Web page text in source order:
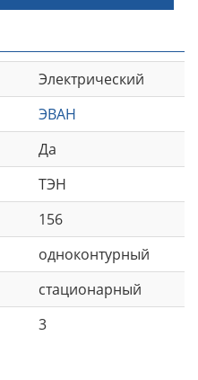
Электрический
ЭВАН
Да
ТЭН
156
одноконтурный
стационарный
3